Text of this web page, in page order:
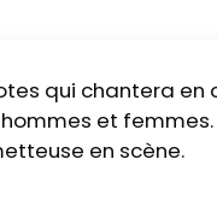
qui chantera
et femmes.
en scène.